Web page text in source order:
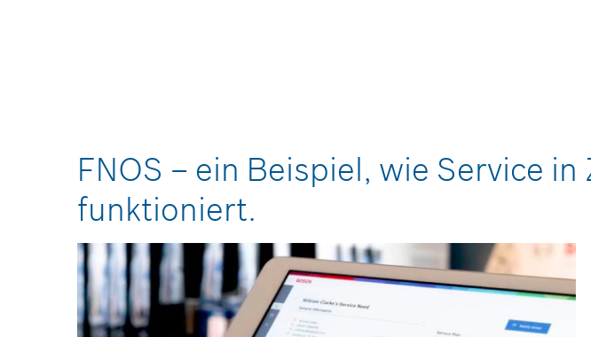
FNOS – ein Beispiel, wie Service
funktioniert.